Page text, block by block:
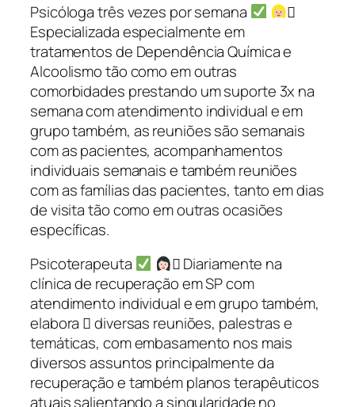
Psicóloga três vezes por semana
‍⚕
Especializada especialmente em
tratamentos de Dependência Química e
Alcoolismo tão como em outras
comorbidades prestando um suporte 3x na
semana com atendimento individual e em
grupo também, as reuniões são semanais
com as pacientes, acompanhamentos
individuais semanais e também reuniões
com as famílias das pacientes, tanto em dias
de visita tão como em outras ocasiões
específicas.
Psicoterapeuta
‍⚕ Diariamente na
clínica de recuperação em SP com
atendimento individual e em grupo também,
elabora ➡ diversas reuniões, palestras e
temáticas, com embasamento nos mais
diversos assuntos principalmente da
recuperação e também planos terapêuticos
atuais salientando a singularidade no